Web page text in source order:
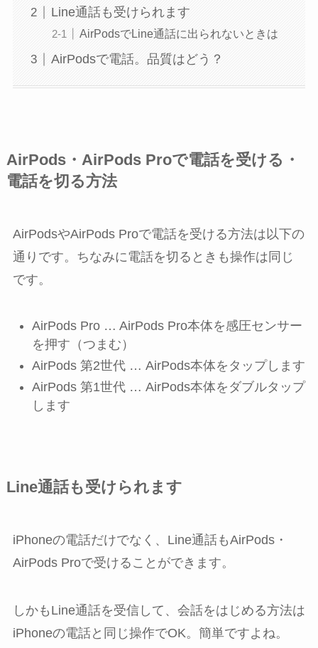
Line通話も受けられます
AirPodsでLine通話に出られないときは
AirPodsで電話。品質はどう？
AirPods・AirPods Proで電話を受ける・
電話を切る方法
AirPodsやAirPods Proで電話を受ける方法は以下の
通りです。ちなみに電話を切るときも操作は同じ
です。
AirPods Pro … AirPods Pro本体を感圧センサー
を押す（つまむ）
AirPods 第2世代 … AirPods本体をタップします
AirPods 第1世代 … AirPods本体をダブルタップ
します
Line通話も受けられます
iPhoneの電話だけでなく、Line通話もAirPods・
AirPods Proで受けることができます。
しかもLine通話を受信して、会話をはじめる方法は
iPhoneの電話と同じ操作でOK。簡単ですよね。